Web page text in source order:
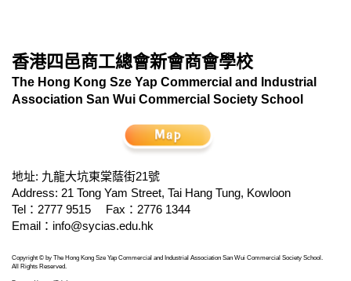
香港四邑商工總會新會商會學校
The Hong Kong Sze Yap Commercial and Industrial
Association San Wui Commercial Society School
地址: 九龍大坑東棠蔭街21號
Address: 21 Tong Yam Street, Tai Hang Tung, Kowloon
Tel：2777 9515
Fax：2776 1344
Email： info@sycias.edu.hk
Copyright © by The Hong Kong Sze Yap Commercial and Industrial Association San Wui Commercial Society School.
All Rights Reserved.